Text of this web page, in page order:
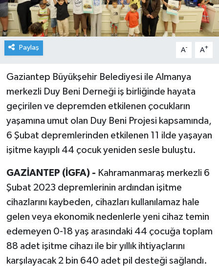
Paylaş A- A+
Gaziantep Büyükşehir Belediyesi ile Almanya
merkezli Duy Beni Derneği iş birliğinde hayata
geçirilen ve depremden etkilenen çocukların
yaşamına umut olan Duy Beni Projesi kapsamında,
6 Şubat depremlerinden etkilenen 11 ilde yaşayan
işitme kayıplı 44 çocuk yeniden sesle buluştu.
GAZİANTEP (İGFA) - Kahramanmaraş merkezli 6
Şubat 2023 depremlerinin ardından işitme
cihazlarını kaybeden, cihazları kullanılamaz hale
gelen veya ekonomik nedenlerle yeni cihaz temin
edemeyen 0-18 yaş arasındaki 44 çocuğa toplam
88 adet işitme cihazı ile bir yıllık ihtiyaçlarını
karşılayacak 2 bin 640 adet pil desteği sağlandı.